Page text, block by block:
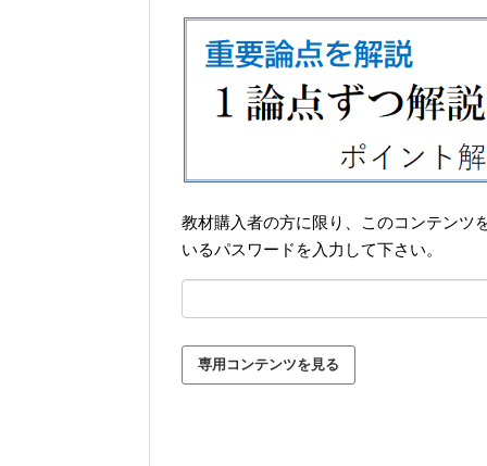
教材購入者の方に限り、このコンテンツ
いるパスワードを入力して下さい。